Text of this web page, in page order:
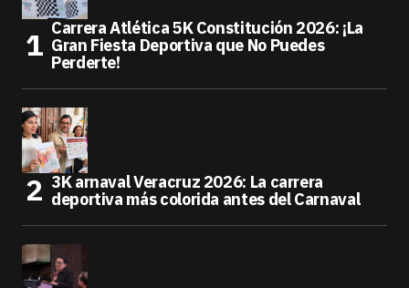
Carrera Atlética 5K Constitución 2026: ¡La
Gran Fiesta Deportiva que No Puedes
Perderte!
3K arnaval Veracruz 2026: La carrera
deportiva más colorida antes del Carnaval